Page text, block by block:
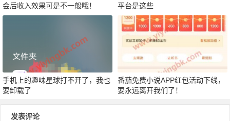
会后收入效果可是不一般哦！
平台是这些
手机上的趣味星球打不开了，我也
要卸载了
番茄免费小说APP红包活动下线，
要永远离开我们了！
发表评论